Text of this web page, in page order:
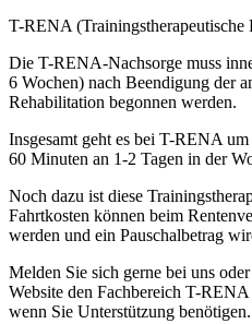
T-RENA
Die T-RENA-Nachsorge muss
6 Wochen) nach Beendigung der
Rehabilitation begonnen werden.
Insgesamt geht es bei T-RENA
60 Minuten an 1-2 Tagen in der
Noch dazu ist diese
Fahrtkosten können beim
werden und ein Pauschalbetrag
Melden Sie sich gerne bei uns
Website den Fachbereich T-
wenn Sie Unterstützung benötigen.